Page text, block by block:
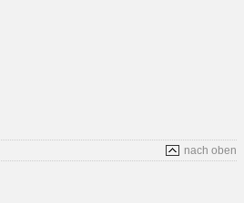
nach oben